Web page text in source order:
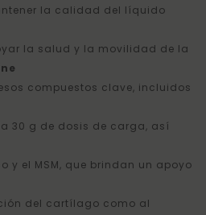
la calidad del líquido
la salud y la movilidad de la
compuestos clave, incluidos
30 g de dosis de carga, así
y el MSM, que brindan un apoyo
del cartílago como al